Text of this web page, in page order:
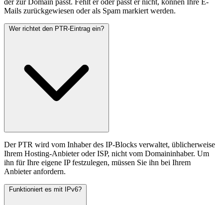
Mails zurückgewiesen oder als Spam markiert werden.
Wer richtet den PTR-Eintrag ein?
Der PTR wird vom Inhaber des IP-Blocks verwaltet, üblicherweise
Ihrem Hosting-Anbieter oder ISP, nicht vom Domaininhaber. Um
ihn für Ihre eigene IP festzulegen, müssen Sie ihn bei Ihrem
Anbieter anfordern.
Funktioniert es mit IPv6?